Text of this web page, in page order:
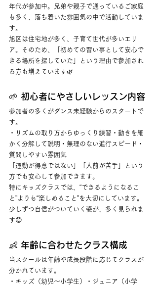
年代が参加中。兄弟や親子で通っているご家庭
も多く、落ち着いた雰囲気の中で活動していま
す。
旭区は住宅地が多く、子育て世代が多いエリ
ア。そのため、「初めての習い事として安心で
きる場所を探していた」という理由で参加され
る方も増えています🌿
🌱 初心者にやさしいレッスン内容
参加者の多くがダンス未経験からのスタートで
す。
・リズムの取り方からゆっくり練習・動きを細
かく分解して説明・無理のない進行スピード・
質問しやすい雰囲気
「運動が得意ではない」「人前が苦手」という
方でも安心して参加できます。
特にキッズクラスでは、“できるようになるこ
と”よりも“楽しめること”を大切にしています。
少しずつ自信がついていく姿が、多く見られま
す😊
👶 年齢に合わせたクラス構成
当スクールは年齢や成長段階に応じてクラスが
分かれています。
・キッズ（幼児〜小学生）・ジュニア（小学